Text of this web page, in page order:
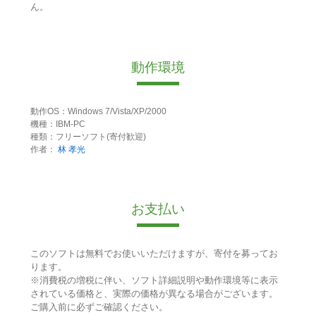
ん。
動作環境
動作OS：Windows 7/Vista/XP/2000
機種：IBM-PC
種類：フリーソフト(寄付歓迎)
作者： 林 孝光
お支払い
このソフトは無料でお使いいただけますが、寄付を募ってお
ります。
※消費税の増税に伴い、ソフト詳細説明や動作環境等に表示
されている価格と、実際の価格が異なる場合がございます。
ご購入前に必ずご確認ください。